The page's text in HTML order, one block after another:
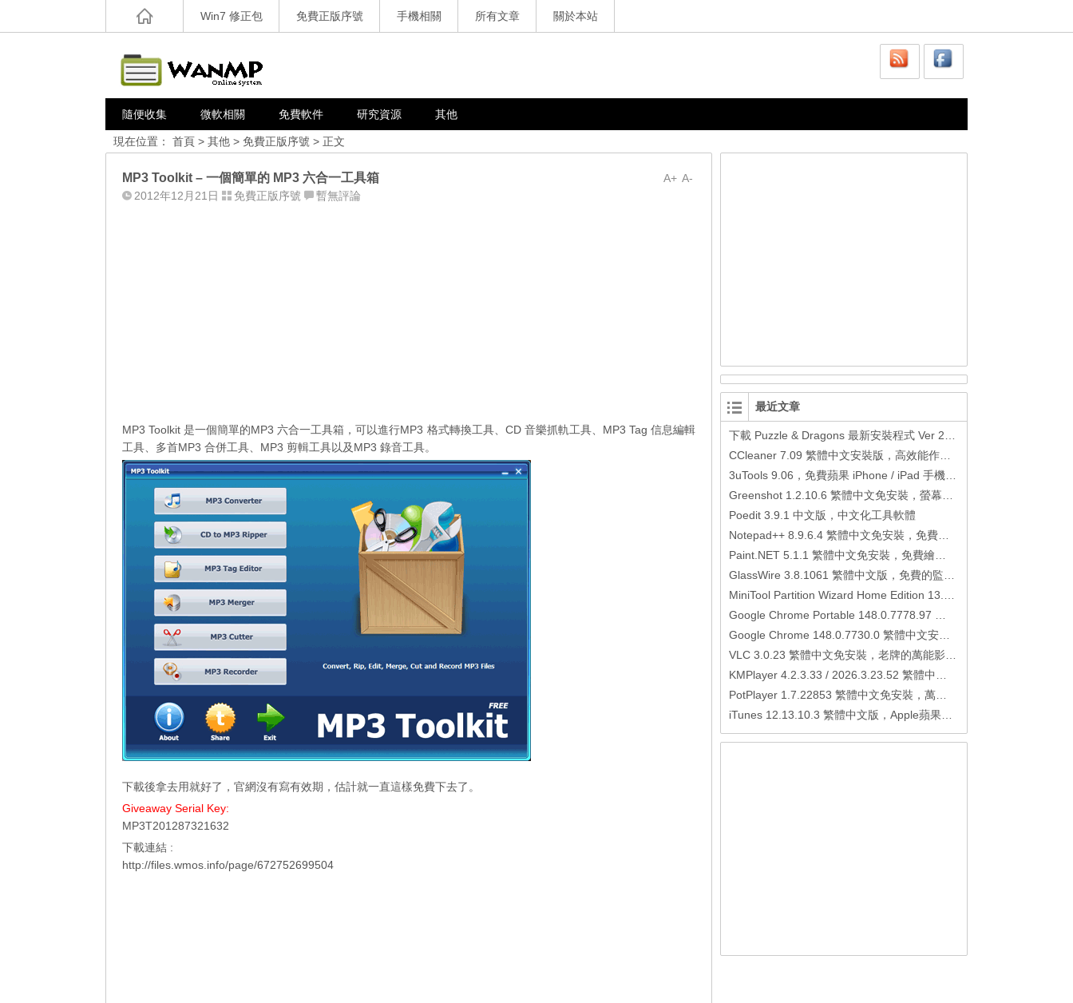
Win7 修正包 免費正版序號 手機相關 所有文章 關於本站
隨便收集 微軟相關 免費軟件 研究資源 其他
現在位置： 首頁 > 其他 > 免費正版序號 > 正文
A-
A+
MP3 Toolkit – 一個簡單的 MP3 六合一工具箱
2012年12月21日 免費正版序號 暫無評論
MP3 Toolkit 是一個簡單的MP3 六合一工具箱，可以進行MP3 格式轉換工具、CD 音樂抓軌工具、MP3 Tag 信息編輯
工具、多首MP3 合併工具、MP3 剪輯工具以及MP3 錄音工具。
下載後拿去用就好了，官網沒有寫有效期，估計就一直這樣免費下去了。
Giveaway Serial Key:
MP3T201287321632
下載連結 :
http://files.wmos.info/page/672752699504
最近文章
Poedit 3.9.1 中文版，中文化工具軟體